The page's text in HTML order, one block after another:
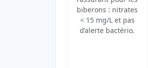
biberons : nitrates
< 15 mg/L et pas
d’alerte bactério.